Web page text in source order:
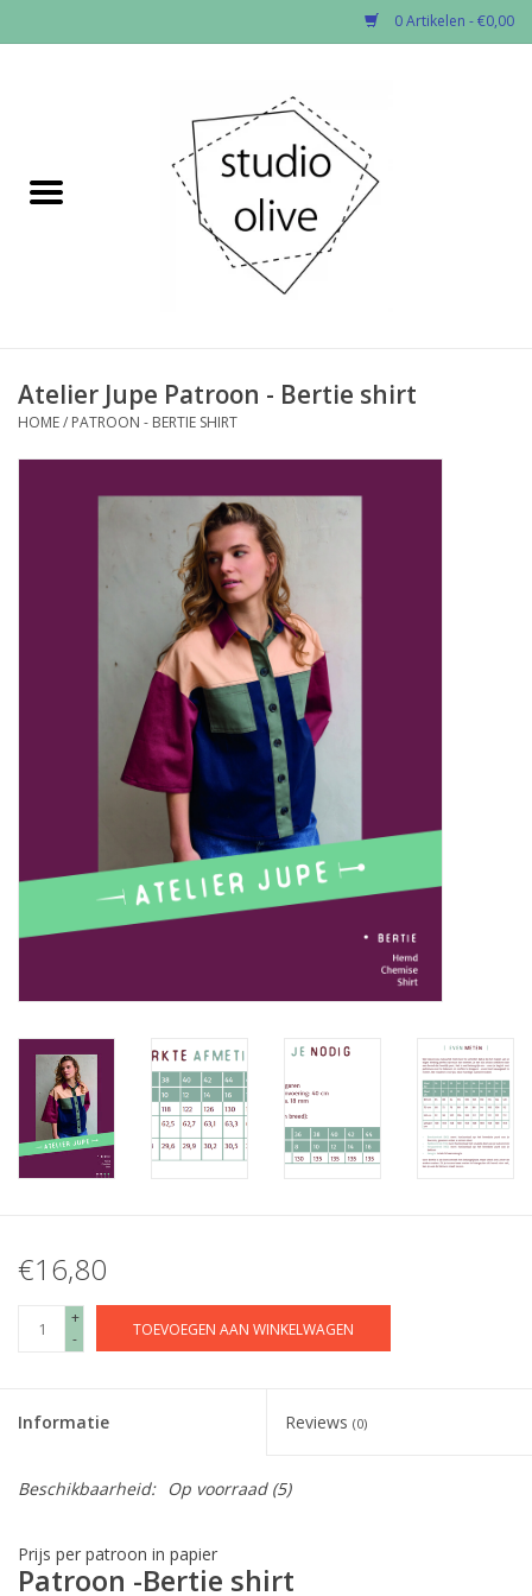
0 Artikelen - €0,00
✂︎Nieuw
Fournituren
Diy pakketten
Studio Olive inspireert....
Atelier Jupe Patroon - Bertie shirt
HOME/ PATROON - BERTIE SHIRT
€16,80
+
-
TOEVOEGEN AAN WINKELWAGEN
Informatie Reviews (0)
Beschikbaarheid: Op voorraad(5)
Prijs per patroon in papier
Patroon -Bertie shirt